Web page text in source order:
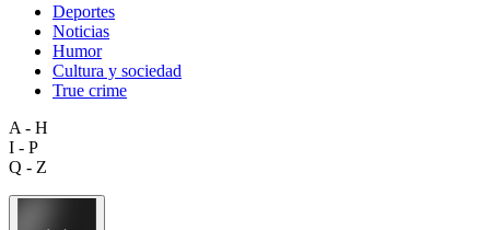
Deportes
Noticias
Humor
Cultura y sociedad
True crime
A - H
I - P
Q - Z